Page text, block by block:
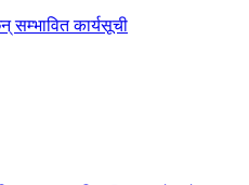
सम्भावित कार्यसूची